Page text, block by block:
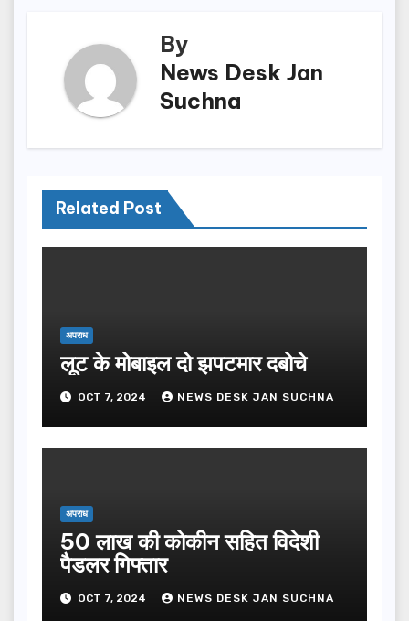
By
News Desk Jan
Suchna
Related Post
अपराध
लूट के मोबाइल दो झपटमार दबोचे
OCT 7, 2024 NEWS DESK JAN SUCHNA
अपराध
50 लाख की कोकीन सहित विदेशी
पैडलर गिफ्तार
OCT 7, 2024 NEWS DESK JAN SUCHNA